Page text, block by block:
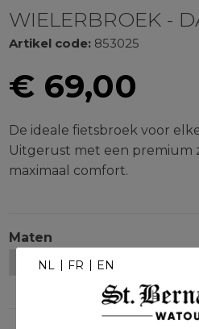
WIELERBROEK -
Artikel code: 853025
€ 69,00
De ideale fietsbroek voor
Uitgerust met een premium
maximaal comfort.
Maten
NL FR EN